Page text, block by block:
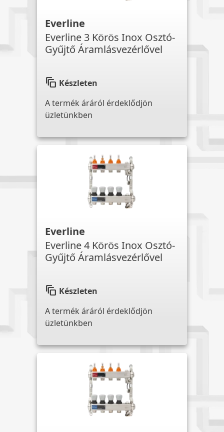
Everline
Everline 3 Körös Inox Osztó-
Gyűjtő Áramlásvezérlővel
auto_awesome_motion Készleten
A termék áráról érdeklődjön
üzletünkben
Everline
Everline 4 Körös Inox Osztó-
Gyűjtő Áramlásvezérlővel
auto_awesome_motion Készleten
A termék áráról érdeklődjön
üzletünkben